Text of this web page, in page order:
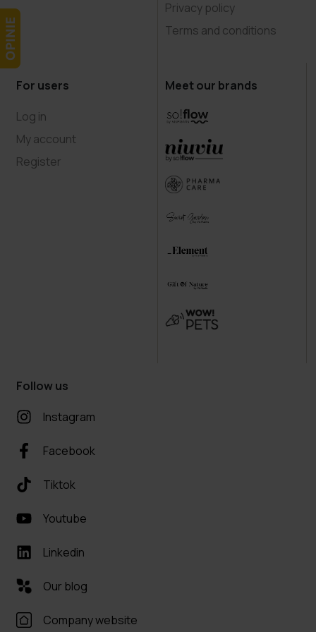
Privacy policy
Terms and conditions
For users
Log in
My account
Register
Meet our brands
Follow us
Instagram
Facebook
Tiktok
Youtube
Linkedin
Our blog
Company website